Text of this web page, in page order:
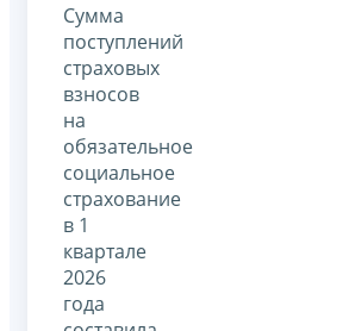
Сумма
поступлений
страховых
взносов
на
обязательное
социальное
страхование
в 1
квартале
2026
года